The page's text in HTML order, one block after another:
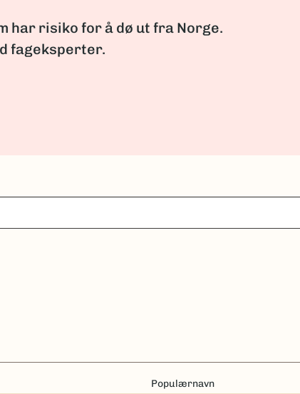
har risiko for å dø ut fra Norge.
fageksperter.
Populærnavn